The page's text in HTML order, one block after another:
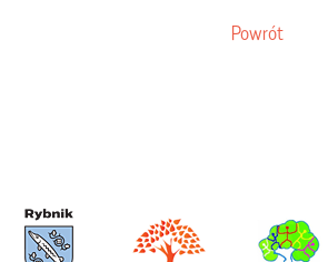
Powrót